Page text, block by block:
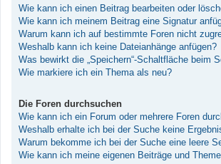
Wie kann ich einen Beitrag bearbeiten oder
Wie kann ich meinem Beitrag eine Signatur
Warum kann ich auf bestimmte Foren nicht
Weshalb kann ich keine Dateianhänge anfügen?
Was bewirkt die „Speichern“-Schaltfläche beim
Wie markiere ich ein Thema als neu?
Die Foren durchsuchen
Wie kann ich ein Forum oder mehrere Foren
Weshalb erhalte ich bei der Suche keine
Warum bekomme ich bei der Suche eine leere
Wie kann ich meine eigenen Beiträge und